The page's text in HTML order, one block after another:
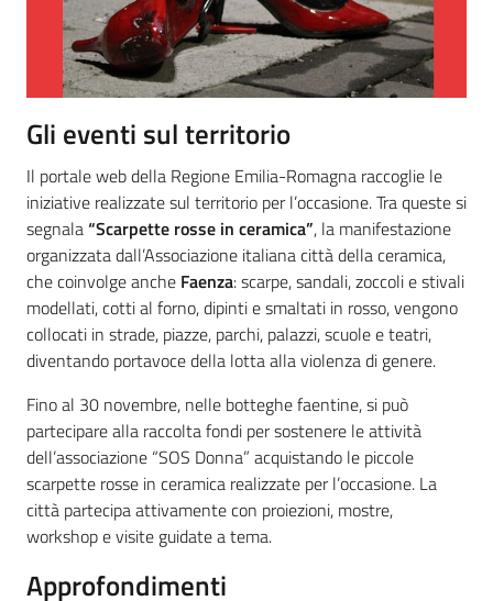
Gli eventi sul territorio
Il portale web della Regione Emilia-Romagna raccoglie le
iniziative realizzate sul territorio per l’occasione. Tra queste si
segnala“Scarpette rosse in ceramica”, la manifestazione
organizzata dall’Associazione italiana città della ceramica,
che coinvolge anche Faenza: scarpe, sandali, zoccoli e stivali
modellati, cotti al forno, dipinti e smaltati in rosso, vengono
collocati in strade, piazze, parchi, palazzi, scuole e teatri,
diventando portavoce della lotta alla violenza di genere.
Fino al 30 novembre, nelle botteghe faentine, si può
partecipare alla raccolta fondi per sostenere le attività
dell’associazione “SOS Donna” acquistando le piccole
scarpette rosse in ceramica realizzate per l’occasione. La
città partecipa attivamente con proiezioni, mostre,
workshop e visite guidate a tema.
Approfondimenti